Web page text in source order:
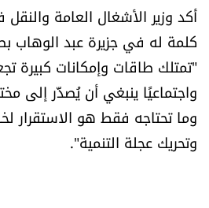
كتّابنا
تحت المجهر
آراء
اقتصاد
أكد وزير الأشغال العامة
كلمة له في جزيرة عبد الوهاب
"تمتلك طاقات وإمكانات كبيرة
واجتماعيًا ينبغي أن يُصدَّر إلى
وما تحتاجه فقط هو الاستقرار
وتحريك عجلة التنمية".